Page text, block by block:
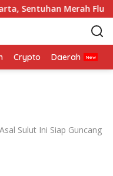
Merah Fluoresen
Crypto Daerah
Sulut Ini Siap Guncang